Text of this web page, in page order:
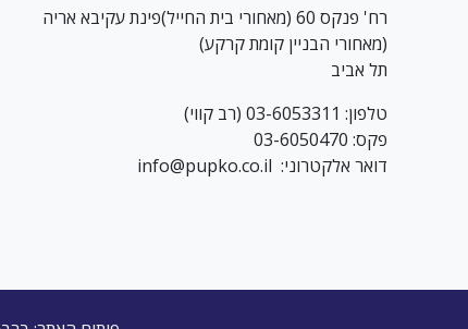
רח' פנקס 60 (מאחורי בית החייל)פינת עקיבא אריה
(מאחורי הבניין קומת קרקע)
תל אביב
טלפון: 03-6053311 (רב קווי)
פקס: 03-6050470
דואר אלקטרוני: info@pupko.co.il